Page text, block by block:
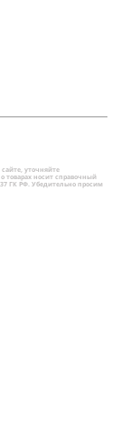
уточняйте
товарах носит справочный
ГК РФ. Убедительно просим